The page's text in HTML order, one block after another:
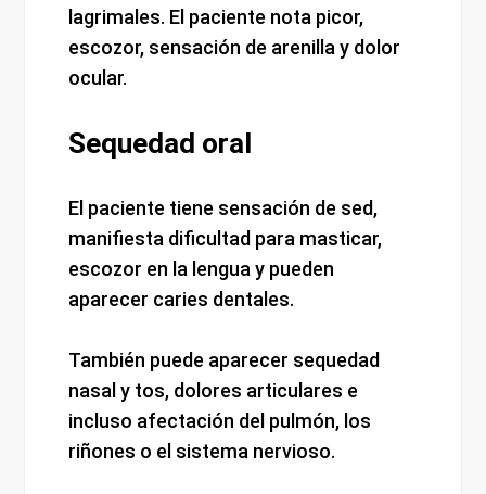
lagrimales. El paciente nota picor,
escozor, sensación de arenilla y dolor
ocular.
Sequedad oral
El paciente tiene sensación de sed,
manifiesta dificultad para masticar,
escozor en la lengua y pueden
aparecer caries dentales.
También puede aparecer sequedad
nasal y tos, dolores articulares e
incluso afectación del pulmón, los
riñones o el sistema nervioso.